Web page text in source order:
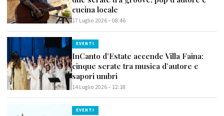
cucina locale
17 Luglio 2026 – 08:46
EVENTI
InCanto d’Estate accende Villa Faina:
cinque serate tra musica d’autore e
sapori umbri
14 Luglio 2026 – 12:18
EVENTI